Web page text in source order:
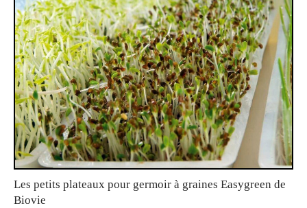
Les petits plateaux pour germoir à graines Easygreen de
Biovie